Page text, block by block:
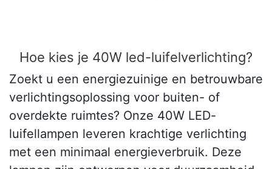
Hoe kies je 40W led-luifelverlichting?
Zoekt u een energiezuinige en betrouwbare
verlichtingsoplossing voor buiten- of
overdekte ruimtes? Onze 40W LED-
luifellampen leveren krachtige verlichting
met een minimaal energieverbruik. Deze